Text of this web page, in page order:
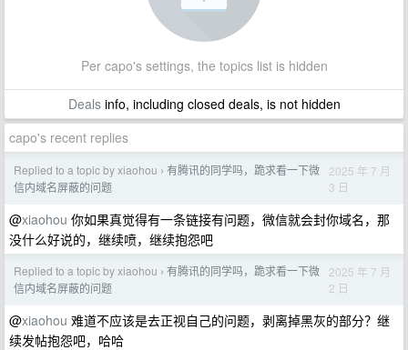
Per capo's settings, the topics list is hidden
Dealsinfo, including closed deals, is not hidden
capo's recent replies
Replied to a topic by xiaohou › 有腾讯的同学吗，跪求看一下微
信内域名屏蔽的问题
2025 年 7 月
3 日
@xiaohou 你如果真觉得有一条链接有问题，微信就会封你域名，那
没什么好说的，继续喷，继续抱怨吧
Replied to a topic by xiaohou › 有腾讯的同学吗，跪求看一下微
信内域名屏蔽的问题
2025 年 7 月
2 日
@xiaohou 难道不应该是去正视自己的问题，剥离掉黑灰的部分？继
续发帖抱怨吧，哈哈